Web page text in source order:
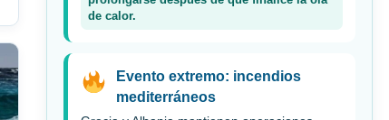
de calor.
Evento extremo: incendios
mediterráneos